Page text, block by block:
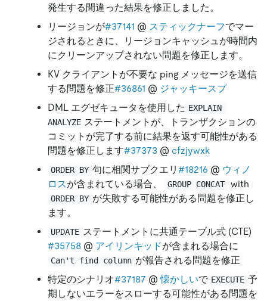
発生する間違った結果を修正しました。
リージョンが#37141 @ スティックナーフでマー
ジされるときに、リージョンキャッシュが時間内
にクリーンアップされない問題を修正します。
KV クライアントが不要な ping メッセージを送信
する問題を修正#36861 @ ジャッキースプ
DML エグゼキュータを使用した EXPLAIN
ANALYZE ステートメントが、トランザクションの
コミットが完了する前に結果を返す可能性がある
問題を修正します#37373 @ cfzjywxk
ORDER BY 句に相関サブクエリ #18216 @ ウィノ
ロスが含まれている場合、 GROUP CONCAT with
ORDER BY が失敗する可能性がある問題を修正し
ます。
UPDATE ステートメントに共通テーブル式 (CTE)
#35758 @ アイリンキッドが含まれる場合に
Can't find column が報告される問題を修正
特定のシナリオ#37187 @懐かしいで EXECUTE 予
期しないエラーをスローする可能性がある問題を